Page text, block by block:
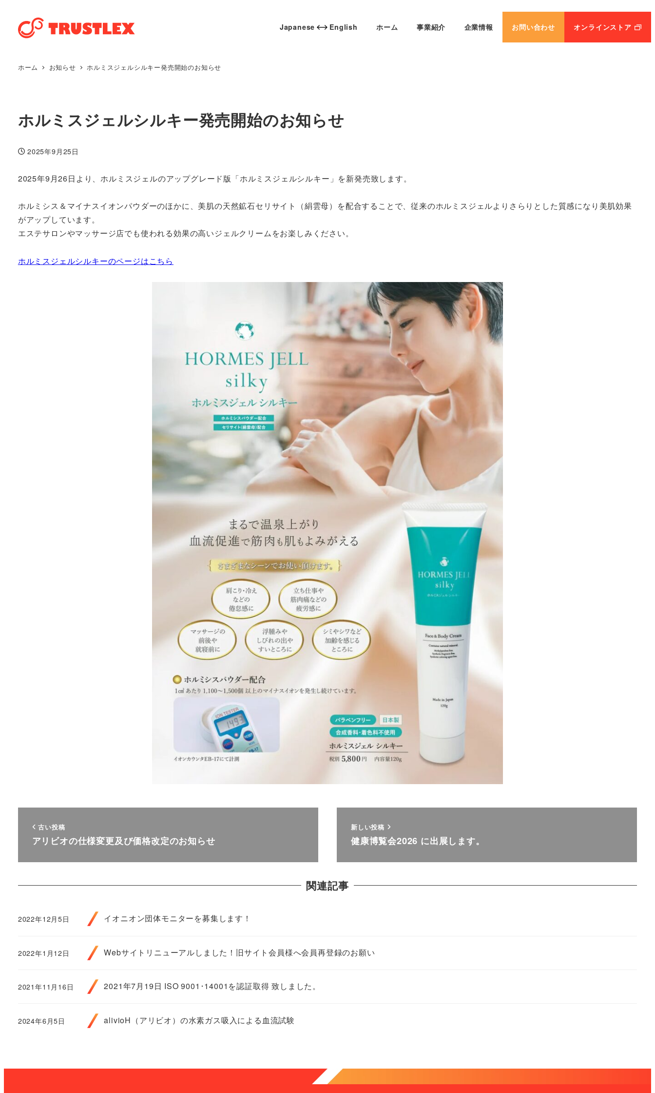
Japanese English ホーム 事業紹介 企業情報 お問い合わせ オンラインストア
ホーム お知らせ ホルミスジェルシルキー発売開始のお知らせ
ホルミスジェルシルキー発売開始のお知らせ
投稿日
2025年9月25日
2025年9月26日より、ホルミスジェルのアップグレード版「ホルミスジェルシルキー」を新発売致します。
ホルミシス＆マイナスイオンパウダーのほかに、美肌の天然鉱石セリサイト（絹雲母）を配合することで、従来のホルミスジェルよりさらりとした質感になり美肌効果
がアップしています。
エステサロンやマッサージ店でも使われる効果の高いジェルクリームをお楽しみください。
ホルミスジェルシルキーのページはこちら
古い投稿
アリビオの仕様変更及び価格改定のお知らせ
新しい投稿
健康博覧会2026 に出展します。
関連記事
イオニオン団体モニターを募集します！
2022年12月5日
Webサイトリニューアルしました！旧サイト会員様へ会員再登録のお願い
2022年1月12日
2021年7月19日 ISO 9001･14001を認証取得 致しました。
2021年11月16日
alivioH（アリビオ）の水素ガス吸入による血流試験
2024年6月5日